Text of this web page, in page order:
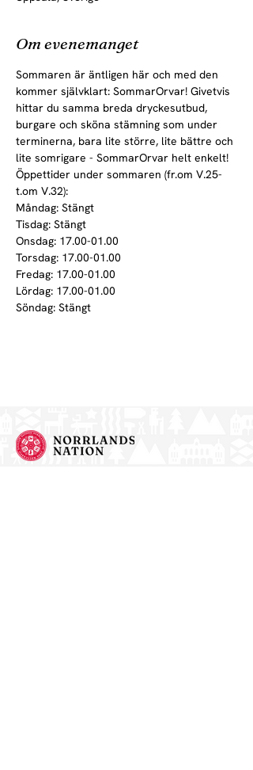
Om evenemanget
Sommaren är äntligen här och med den
kommer självklart: SommarOrvar! Givetvis
hittar du samma breda dryckesutbud,
burgare och sköna stämning som under
terminerna, bara lite större, lite bättre och
lite somrigare - SommarOrvar helt enkelt!
Öppettider under sommaren (fr.om V.25-
t.om V.32):
Måndag: Stängt
Tisdag: Stängt
Onsdag: 17.00-01.00
Torsdag: 17.00-01.00
Fredag: 17.00-01.00
Lördag: 17.00-01.00
Söndag: Stängt